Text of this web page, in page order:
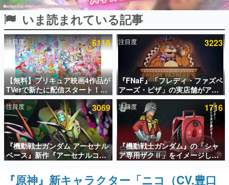
ピックアップ
電ファミのいま読まれている記事ランキング
アプリセール情報
インタビュー
連載・特集一覧
殿堂入り記事
SNS拡散数が数千以上！ ページビュー数万以上！ などな
ど。多くの人々に読まれた、電ファミ渾身の“殿堂入り”記
事をまとめました。
ゲームの企画書
いま読まれている記事
注目度 6116
【無料】プリキュア映画4作品が
TVerで新たに配信スタート！な
んと2018年～2024年の映画ほぼ
すべてが見放題に、ぶっちゃけ
ありえないラインナップ
注目度 3223
『FNaF』「フレディ・ファズベ
アーズ・ピザ」の実店舗がアメ
リカの商業施設「American
Dream」に2027年オープン！
ScottGamesとの共同開発、食
事だけでなくステージショーや
没入型のホラー体験も楽しめる
注目度 3069
『機動戦士ガンダム アーセナル
ベース』新作『アーセナルコマ
ンダー』発表！8月28日からオ
ープンベータテスト開催、2027
年2月下旬に稼働予定
注目度 1716
『機動戦士ガンダム』の「シャ
ア専用ザクⅡ」をイメージした
散水ホースリールが予約開始。
本体にはシャアのパーソナルマ
ークやジオン公国軍のエンブレ
『原神』新キャラクター「ニコ（CV.豊口